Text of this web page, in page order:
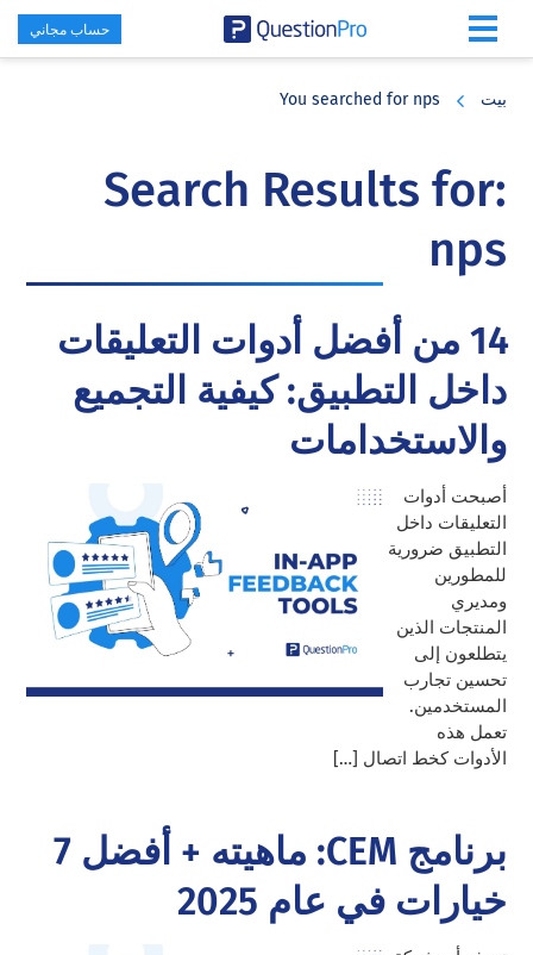
حساب مجاني
بيت You searched for nps
Search Results for:
nps
14 من أفضل أدوات التعليقات
داخل التطبيق: كيفية التجميع
والاستخدامات
أصبحت أدوات
التعليقات داخل
التطبيق ضرورية
للمطورين
ومديري
المنتجات الذين
يتطلعون إلى
تحسين تجارب
المستخدمين.
تعمل هذه
الأدوات كخط اتصال […]
برنامج CEM: ماهيته + أفضل 7
خيارات في عام 2025